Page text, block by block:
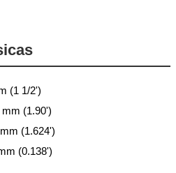
(1 1/2')
mm (1.90')
(1.624')
(0.138')